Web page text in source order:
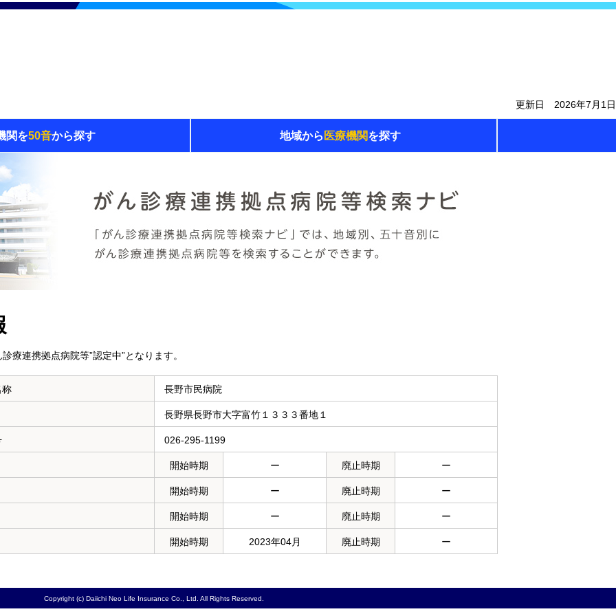
更新日 2026年7月1日
関を50音から探す 地域から 医療機関を探す
療連携拠点病院等”認定中”となります。
長野市民病院
長野県長野市大字富竹１３３３番地１
026-295-1199
開始時期 ー 廃止時期 ー
開始時期 ー 廃止時期 ー
開始時期 ー 廃止時期 ー
開始時期 2023年04月 廃止時期 ー
Copyright (c) Daiichi Neo Life Insurance Co., Ltd. All Rights Reserved.